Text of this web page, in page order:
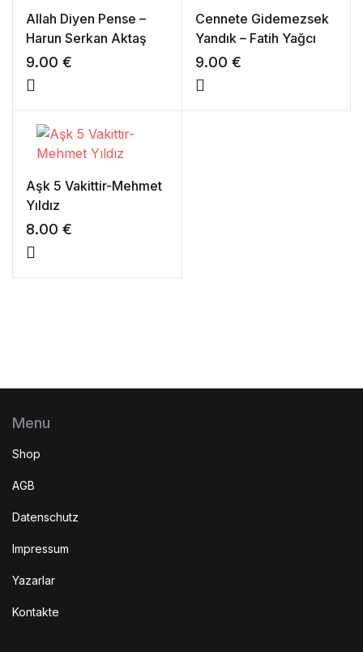
Allah Diyen Pense –
Harun Serkan Aktaş
9.00 €
Cennete Gidemezsek
Yandık – Fatih Yağcı
9.00 €
Aşk 5 Vakittir-Mehmet
Yıldız
8.00 €
Menu
Shop
AGB
Datenschutz
Impressum
Yazarlar
Kontakte